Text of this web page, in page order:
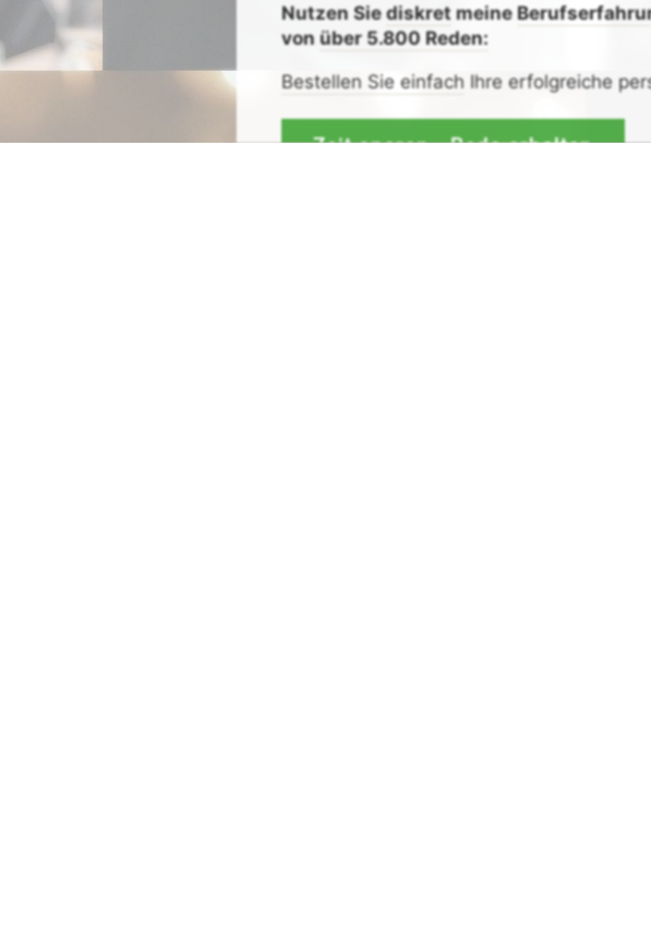
Nutzen Siediskret meine
vonüber 5.800 Reden:
Bestellen Sie einfach Ihre erfolgreiche
Zeit sparen - Rede erhalten